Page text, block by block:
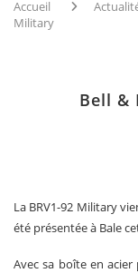
Accueil
Military
Bell &
La BRV1-92 Military
été présentée à Bale
Avec sa boîte en